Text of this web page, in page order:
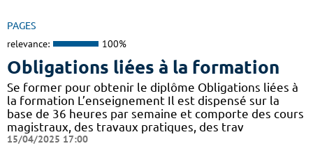
PAGES
relevance: 100%
Obligations liées à la formation
Se former pour obtenir le diplôme Obligations liées à
la formation L’enseignement Il est dispensé sur la
base de 36 heures par semaine et comporte des cours
magistraux, des travaux pratiques, des trav
15/04/2025 17:00